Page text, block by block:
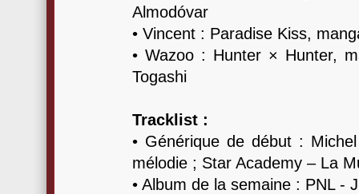
Almodóvar
• Vincent : Paradise Kiss,
• Wazoo : Hunter × Hunter,
Togashi
Tracklist :
• Générique de début :
mélodie ; Star Academy – La
• Album de la semaine : PNL -